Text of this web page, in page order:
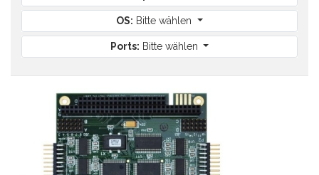
OS: Bitte wählen
Ports: Bitte wählen